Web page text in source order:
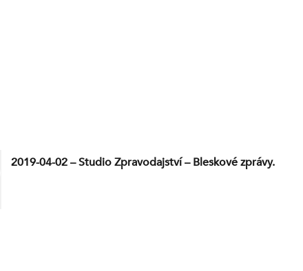
2019-04-02 – Studio Zpravodajství – Bleskové zprávy.